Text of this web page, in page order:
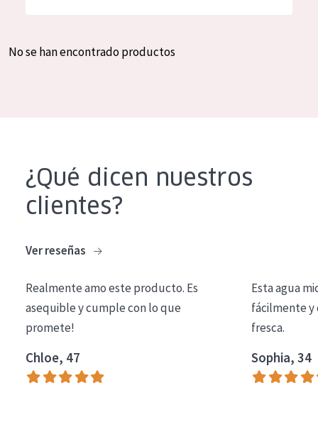
Crema de día
Crema de noche
Limpieza
COLECCIÓN
Essentials
Lift+
Spanish
No se han encontrado productos
¿Qué dicen nuestros
clientes?
Ver reseñas
Realmente amo este producto. Es
asequible y cumple con lo que
promete!
Chloe, 47
Esta agua
fácilmente y
fresca.
Sophia, 34